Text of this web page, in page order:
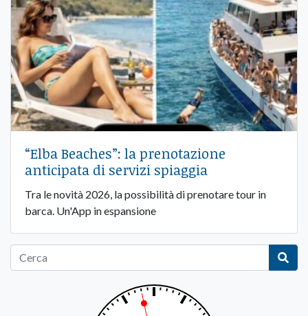
“Elba Beaches”: la prenotazione
anticipata di servizi spiaggia
Tra le novità 2026, la possibilità di prenotare tour in
barca. Un'App in espansione